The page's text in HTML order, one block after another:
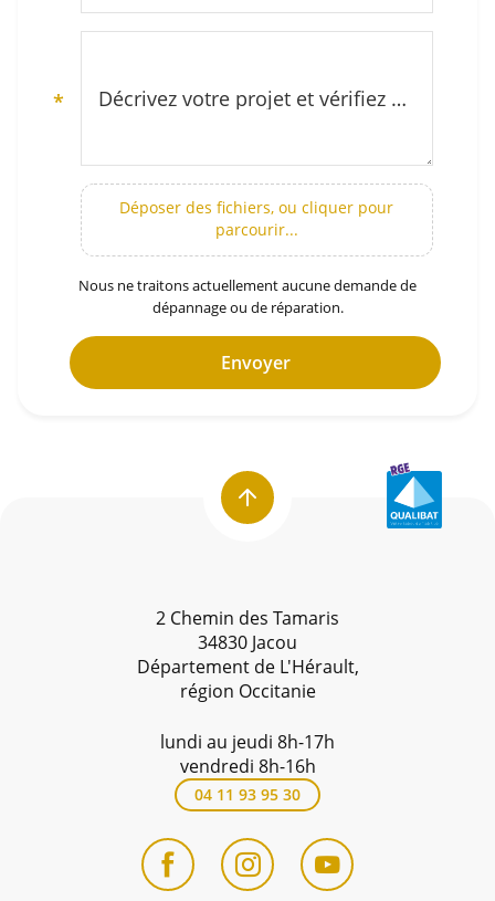
* Décrivez votre projet et vérifiez notre zone d’intervention (secteur Montpellier et Hérault)
Déposer des fichiers, ou cliquer pour
parcourir...
Nous ne traitons actuellement aucune demande de
dépannage ou de réparation.
Envoyer
2 Chemin des Tamaris
34830 Jacou
Département de L'Hérault,
région Occitanie
lundi au jeudi 8h-17h
vendredi 8h-16h
04 11 93 95 30